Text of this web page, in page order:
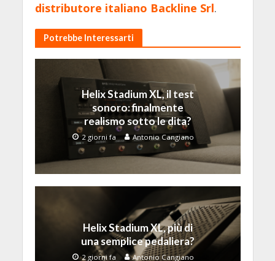
distributore italiano Backline Srl.
Potrebbe Interessarti
Helix Stadium XL, il test
sonoro: finalmente
realismo sotto le dita?
2 giorni fa Antonio Cangiano
Helix Stadium XL, più di
una semplice pedaliera?
2 giorni fa Antonio Cangiano